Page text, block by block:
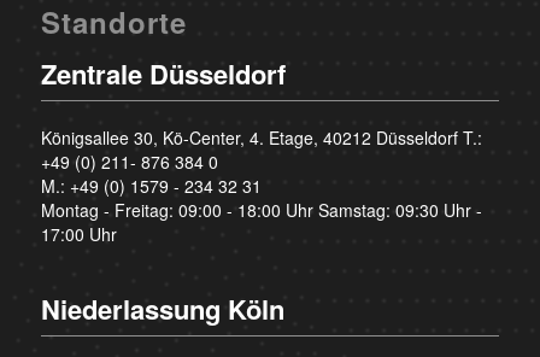
Standorte
Zentrale Düsseldorf
Königsallee 30, Kö-Center, 4. Etage, 40212 Düsseldorf T.:
+49 (0) 211- 876 384 0
M.: +49 (0) 1579 - 234 32 31
Montag - Freitag: 09:00 - 18:00 Uhr Samstag: 09:30 Uhr -
17:00 Uhr
Niederlassung Köln